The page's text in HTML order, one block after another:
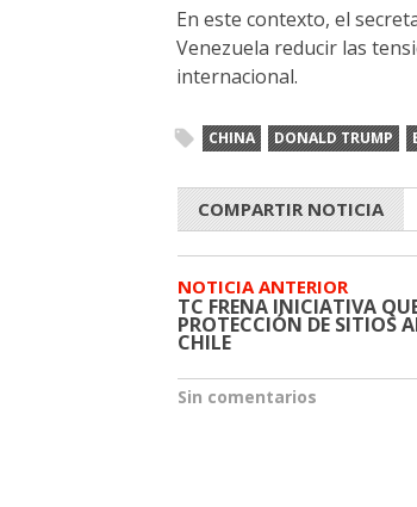
En este contexto, el
Venezuela reducir las
internacional.
CHINA DONALD TRUMP
COMPARTIR NOTICIA
NOTICIA ANTERIOR
TC FRENA INICIATIVA
PROTECCIÓN DE SITIOS
CHILE
Sin comentarios